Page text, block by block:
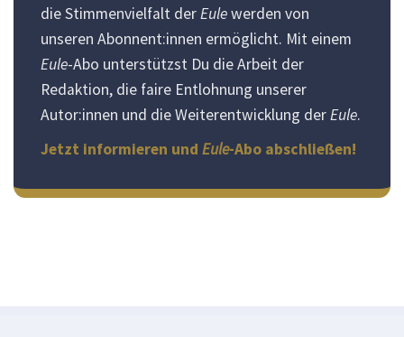
die Stimmenvielfalt derEulewerden von
unseren Abonnent:innen ermöglicht. Mit einem
Eule-Abo unterstützst Du die Arbeit der
Redaktion, die faire Entlohnung unserer
Autor:innen und die Weiterentwicklung derEule.
Jetzt informieren und Eule-Abo abschließen!